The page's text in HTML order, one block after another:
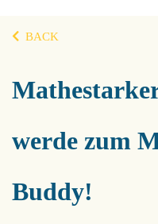
BACK
werde zum
Buddy!